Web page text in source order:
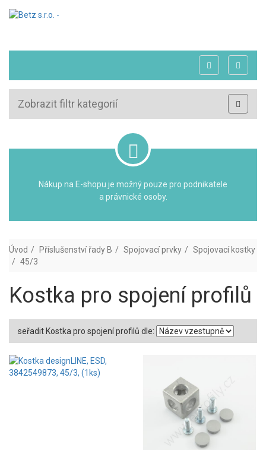
Zobrazit filtr kategorií
Nákup na E-shopu je možný pouze pro podnikatele
a právnické osoby.
Úvod Příslušenství řady B Spojovací prvky
Spojovací kostky
45/3
Kostka pro spojení profilů
seřadit Kostka pro spojení profilů dle: